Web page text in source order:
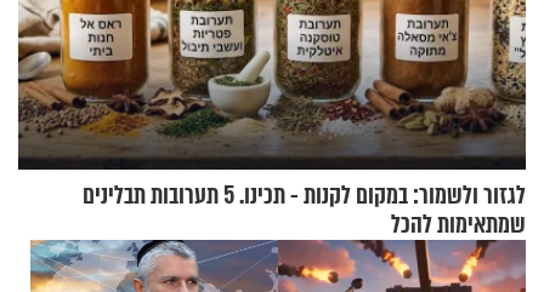
לגזור ולשמור: במקום לקנות - תכינו. 5 תערובות תבלינים
שמתאימות להכל